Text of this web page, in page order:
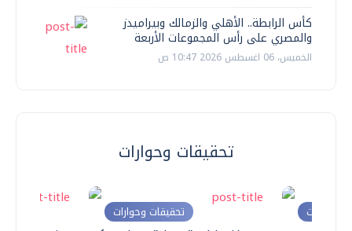
كأس الرابطة.. الأهلي والزمالك وبيراميدز
والمصري على رأس المجموعات الأربعة
الخميس، 06 اغسطس 2026 10:47 ص
تحقيقات وحوارات
تحقيقات وحوارات وحوارات